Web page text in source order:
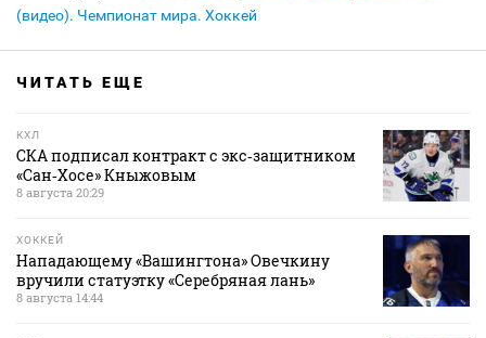
(видео). Чемпионат мира. Хоккей
ЧИТАТЬ ЕЩЕ
КХЛ
СКА подписал контракт с экс‑защитником
«Сан‑Хосе» Кныжовым
8 августа 20:29
ХОККЕЙ
Нападающему «Вашингтона» Овечкину
вручили статуэтку «Серебряная лань»
8 августа 14:44